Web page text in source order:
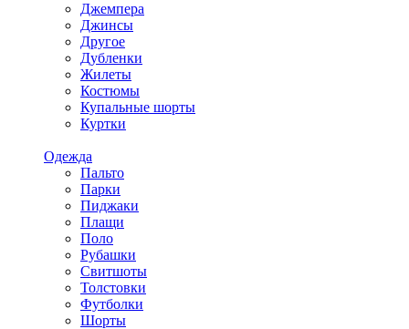
Джемпера
Джинсы
Другое
Дубленки
Жилеты
Костюмы
Купальные шорты
Куртки
Одежда
Пальто
Парки
Пиджаки
Плащи
Поло
Рубашки
Свитшоты
Толстовки
Футболки
Шорты